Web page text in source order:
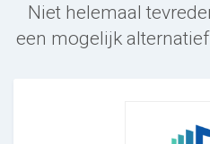
Niet helemaal
een mogelijk